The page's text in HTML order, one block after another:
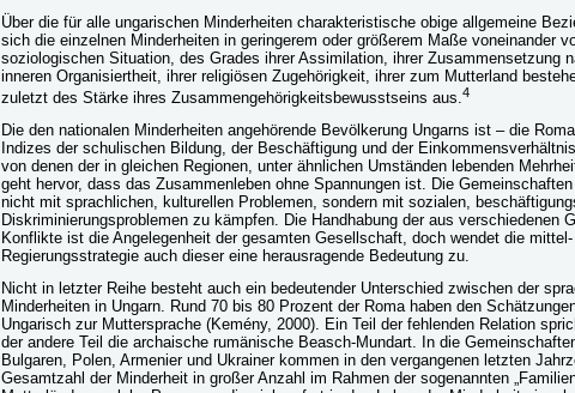
Über die für alle ungarischen Minderheiten charakteristische obige allgemeine
sich die einzelnen Minderheiten in geringerem oder größerem Maße voneinander
soziologischen Situation, des Grades ihrer Assimilation, ihrer Zusammensetzung
inneren Organisiertheit, ihrer religiösen Zugehörigkeit, ihrer zum Mutterland
zuletzt des Stärke ihres Zusammengehörigkeitsbewusstseins aus.4
Die den nationalen Minderheiten angehörende Bevölkerung Ungarns ist – die
Indizes der schulischen Bildung, der Beschäftigung und der
von denen der in gleichen Regionen, unter ähnlichen Umständen lebenden
geht hervor, dass das Zusammenleben ohne Spannungen ist. Die
nicht mit sprachlichen, kulturellen Problemen, sondern mit sozialen,
Diskriminierungsproblemen zu kämpfen. Die Handhabung der aus verschiedenen
Konflikte ist die Angelegenheit der gesamten Gesellschaft, doch wendet die
Regierungsstrategie auch dieser eine herausragende Bedeutung zu.
Nicht in letzter Reihe besteht auch ein bedeutender Unterschied zwischen der
Minderheiten in Ungarn. Rund 70 bis 80 Prozent der Roma haben den
Ungarisch zur Muttersprache (Kemény, 2000). Ein Teil der fehlenden Relation
der andere Teil die archaische rumänische Beasch-Mundart. In die
Bulgaren, Polen, Armenier und Ukrainer kommen in den vergangenen letzten
Gesamtzahl der Minderheit in großer Anzahl im Rahmen der sogenannten